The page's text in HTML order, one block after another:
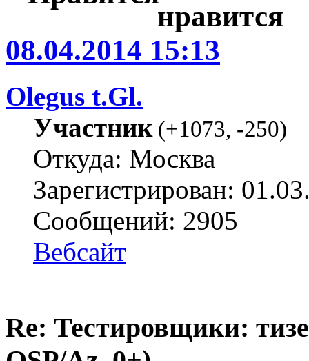
08.04.2014 15:13
Olegus t.Gl.
Участник(+1073, -250)
Откуда: Москва
Зарегистрирован:
Сообщений: 2905
Вебсайт
Re: Тестировщики: